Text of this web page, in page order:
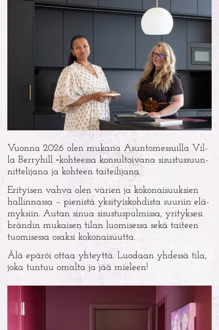
Vuon­na 2026 olen muka­na Asun­to­mes­suil­la Vil­
la Ber­ry­hill ‑koh­tees­sa kon­sul­toi­va­na sisus­tus­suun­
nit­te­li­ja­na ja koh­teen taiteilijana.
Eri­tyi­sen vah­va olen värien ja koko­nai­suuk­sien
hal­lin­nas­sa – pie­nis­tä yksi­tyis­koh­dis­ta suu­riin elä­
myk­siin. Autan sinua sisus­tus­pul­mis­sa, yri­tyk­se­si
brän­din mukai­sen tilan luo­mi­ses­sa sekä tai­teen
tuo­mi­ses­sa osak­si kokonaisuutta.
Älä epä­röi ottaa yhteyt­tä. Luo­daan yhdes­sä tila,
joka tun­tuu omal­ta ja jää mieleen!